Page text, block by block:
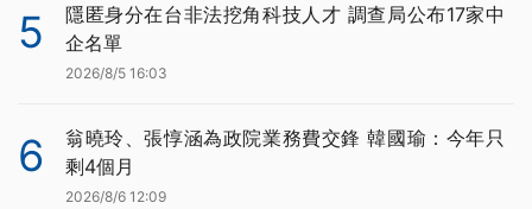
5
隱匿身分在台非法挖角科技人才 調查局公布17家中
企名單
2026/8/5 16:03
6
翁曉玲、張惇涵為政院業務費交鋒 韓國瑜：今年只
剩4個月
2026/8/6 12:09